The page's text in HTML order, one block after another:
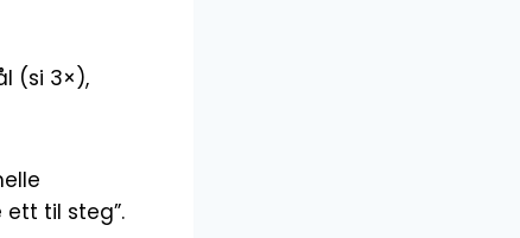
(si 3×),
ett til steg”.